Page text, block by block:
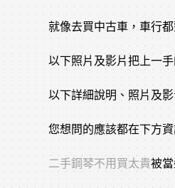
就像去買中古車，車行
以下照片及影片把上一
以下詳細說明、照片及
您想問的應該都在下方
二手鋼琴不用買太貴被